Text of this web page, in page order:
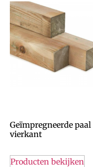
Geïmpregneerde paal
vierkant
Producten bekijken